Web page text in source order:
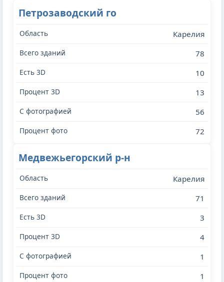
Петрозаводский го
Карелия
78
10
13
56
72
Медвежьегорский р-н
Карелия
71
3
4
1
1